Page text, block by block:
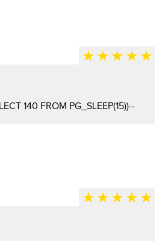
140 FROM PG_SLEEP(15))--